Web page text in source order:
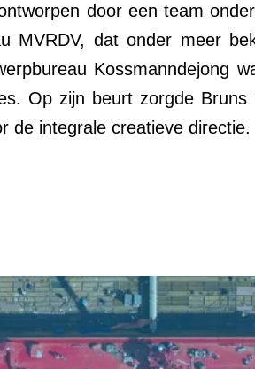
door een team
MVRDV, dat onder meer
Kossmanndejong
Op zijn beurt zorgde Bruns
de integrale creatieve directie.